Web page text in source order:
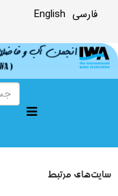
فارسی English
سایت‌های مرتبط